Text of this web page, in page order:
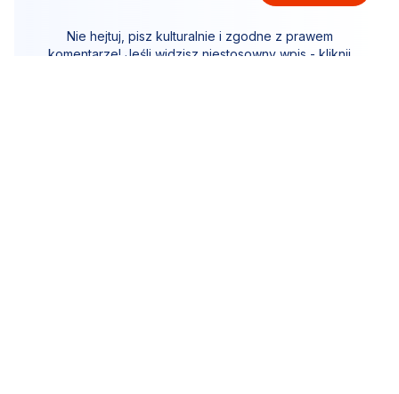
Nie hejtuj, pisz kulturalnie i zgodne z prawem
komentarze! Jeśli widzisz niestosowny wpis - kliknij